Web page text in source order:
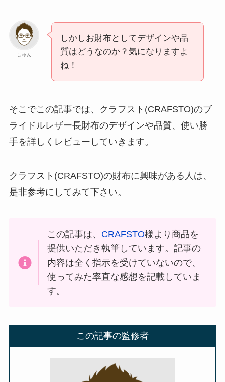
しゅん
しかしお財布としてデザインや品
質はどうなのか？気になりますよ
ね！
そこでこの記事では、クラフスト(CRAFSTO)のブ
ライドルレザー長財布のデザインや品質、使い勝
手を詳しくレビューしていきます。
クラフスト(CRAFSTO)の財布に興味がある人は、
是非参考にしてみて下さい。
この記事は、 CRAFSTO様より商品を
提供いただき執筆しています。記事の
内容は全く指示を受けていないので、
使ってみた率直な感想を記載していま
す。
この記事の監修者